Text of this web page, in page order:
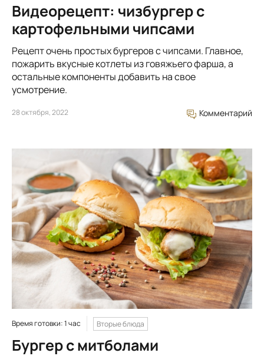
Видеорецепт: чизбургер с
картофельными чипсами
Рецепт очень простых бургеров с чипсами. Главное,
пожарить вкусные котлеты из говяжьего фарша, а
остальные компоненты добавить на свое
усмотрение.
28 октября, 2022 Комментарий
Время готовки: 1 час Вторые блюда
Бургер с митболами